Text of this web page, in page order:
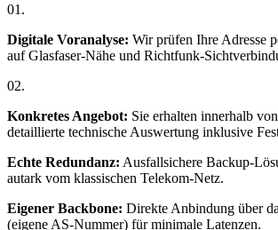
01.
Digitale Voranalyse: Wir prüfen Ihre Adresse
auf Glasfaser-Nähe und Richtfunk-
02.
Konkretes Angebot: Sie erhalten innerhalb
detaillierte technische Auswertung inklusive
Echte Redundanz: Ausfallsichere Backup-
autark vom klassischen Telekom-Netz.
Eigener Backbone: Direkte Anbindung über
(eigene AS-Nummer) für minimale Latenzen.